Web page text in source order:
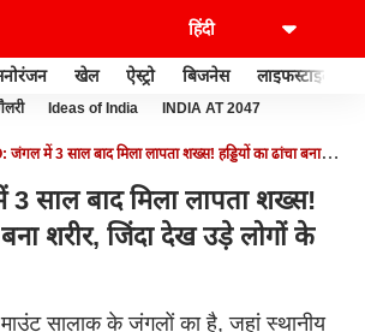
खेल ऐस्ट्रो बिजनेस लाइफस्टाइल
Ideas of India INDIA AT 2047
जंगल में 3 साल बाद मिला लापता शख्स! हड्डियों का ढांचा बना
साल बाद मिला लापता शख्स!
बना शरीर, जिंदा देख उड़े लोगों के
माउंट सालाक के जंगलों का है, जहां स्थानीय